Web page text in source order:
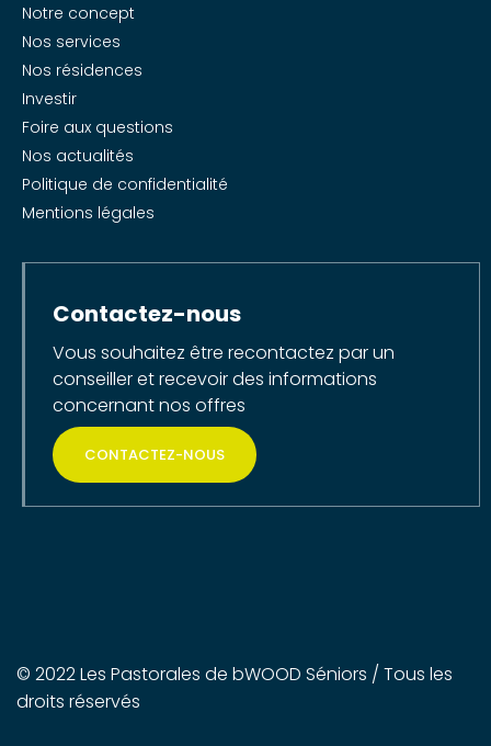
Notre concept
Nos services
Nos résidences
Investir
Foire aux questions
Nos actualités
Politique de confidentialité
Mentions légales
Contactez-nous
Vous souhaitez être recontactez par un
conseiller et recevoir des informations
concernant nos offres
CONTACTEZ-NOUS
© 2022 Les Pastorales de bWOOD Séniors / Tous les
droits réservés